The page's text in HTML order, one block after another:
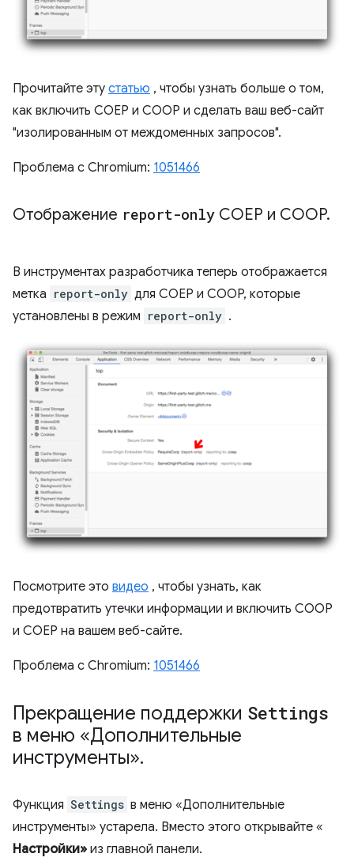
Прочитайте эту статью , чтобы узнать больше о том,
как включить COEP и COOP и сделать ваш веб-сайт
"изолированным от междоменных запросов".
Проблема с Chromium: 1051466
Отображение report-only COEP и COOP.
В инструментах разработчика теперь отображается
метка report-only для COEP и COOP, которые
установлены в режим report-only .
Посмотрите это видео , чтобы узнать, как
предотвратить утечки информации и включить COOP
и COEP на вашем веб-сайте.
Проблема с Chromium: 1051466
Прекращение поддержки Settings
в меню «Дополнительные
инструменты».
Функция Settings в меню «Дополнительные
инструменты» устарела. Вместо этого открывайте «
Настройки» из главной панели.